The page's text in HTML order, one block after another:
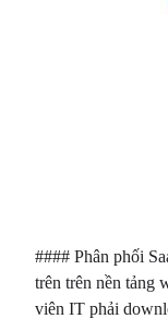
#### Phân phối
trên trên nền tảng
viên IT phải